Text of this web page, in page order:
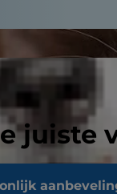
juiste